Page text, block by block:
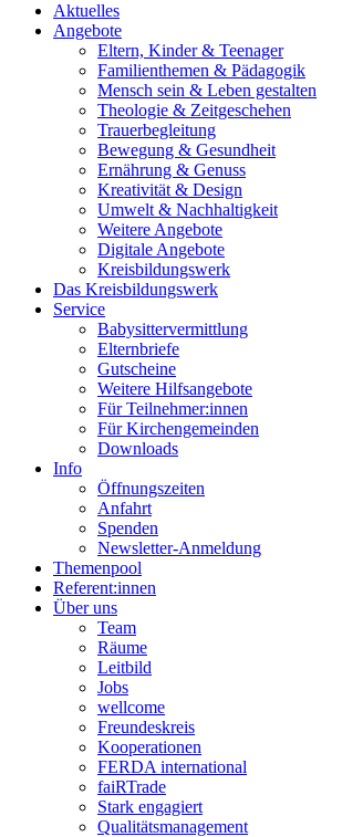
Aktuelles
Angebote
Eltern, Kinder & Teenager
Familienthemen & Pädagogik
Mensch sein & Leben gestalten
Theologie & Zeitgeschehen
Trauerbegleitung
Bewegung & Gesundheit
Ernährung & Genuss
Kreativität & Design
Umwelt & Nachhaltigkeit
Weitere Angebote
Digitale Angebote
Kreisbildungswerk
Das Kreisbildungswerk
Service
Babysittervermittlung
Elternbriefe
Gutscheine
Weitere Hilfsangebote
Für Teilnehmer:innen
Für Kirchengemeinden
Downloads
Info
Öffnungszeiten
Anfahrt
Spenden
Newsletter-Anmeldung
Themenpool
Referent:innen
Über uns
Team
Räume
Leitbild
Jobs
wellcome
Freundeskreis
Kooperationen
FERDA international
faiRTrade
Stark engagiert
Qualitätsmanagement